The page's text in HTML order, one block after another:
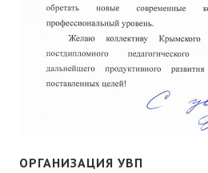
ОРГАНИЗАЦИЯ УВП